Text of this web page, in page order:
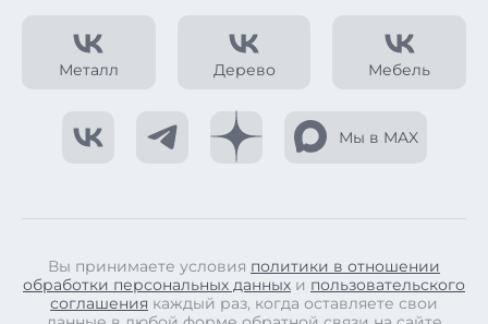
Металл Дерево Мебель
Мы в MAX
Вы принимаете условия политики в отношении
обработки персональных данных и пользовательского
соглашения каждый раз, когда оставляете свои